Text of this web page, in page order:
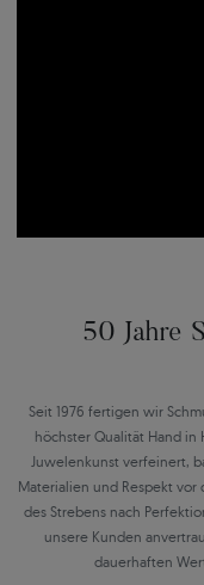
50 Jahre
Seit 1976 fertigen wir
höchster Qualität Hand
Juwelenkunst verfeinert,
Materialien und Respekt vor
des Strebens nach
unsere Kunden
dauerhaften